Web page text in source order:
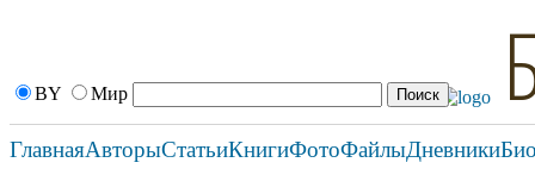
BY Мир
ГлавнаяАвторыСтатьиКнигиФотоФайлыДневники